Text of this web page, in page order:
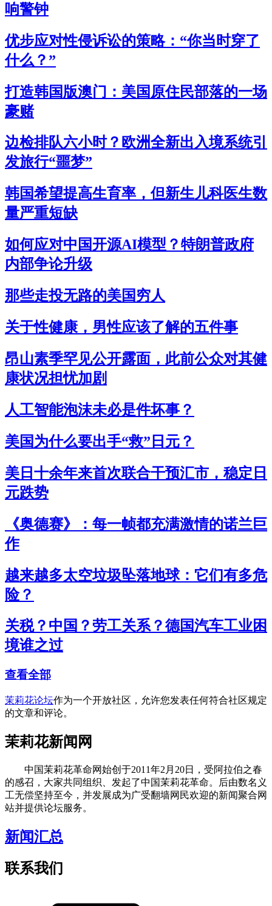
响警钟
优步应对性侵诉讼的策略：“你当时穿了
什么？”
打造韩国版澳门：美国原住民部落的一场
豪赌
边检排队六小时？欧洲全新出入境系统引
发旅行“噩梦”
韩国希望提高生育率，但新生儿科医生数
量严重短缺
如何应对中国开源AI模型？特朗普政府
内部争论升级
那些走投无路的美国穷人
关于性健康，男性应该了解的五件事
昂山素季罕见公开露面，此前公众对其健
康状况担忧加剧
人工智能泡沫未必是件坏事？
美国为什么要出手“救”日元？
美日十余年来首次联合干预汇市，稳定日
元跌势
《奥德赛》：每一帧都充满激情的诺兰巨
作
越来越多太空垃圾坠落地球：它们有多危
险？
关税？中国？劳工关系？德国汽车工业困
境谁之过
查看全部
茉莉花论坛作为一个开放社区，允许您发表任何符合社区规定
的文章和评论。
茉莉花新闻网
中国茉莉花革命网始创于2011年2月20日，受阿拉伯之春
的感召，大家共同组织、发起了中国茉莉花革命。后由数名义
工无偿坚持至今，并发展成为广受翻墙网民欢迎的新闻聚合网
站并提供论坛服务。
新闻汇总
联系我们